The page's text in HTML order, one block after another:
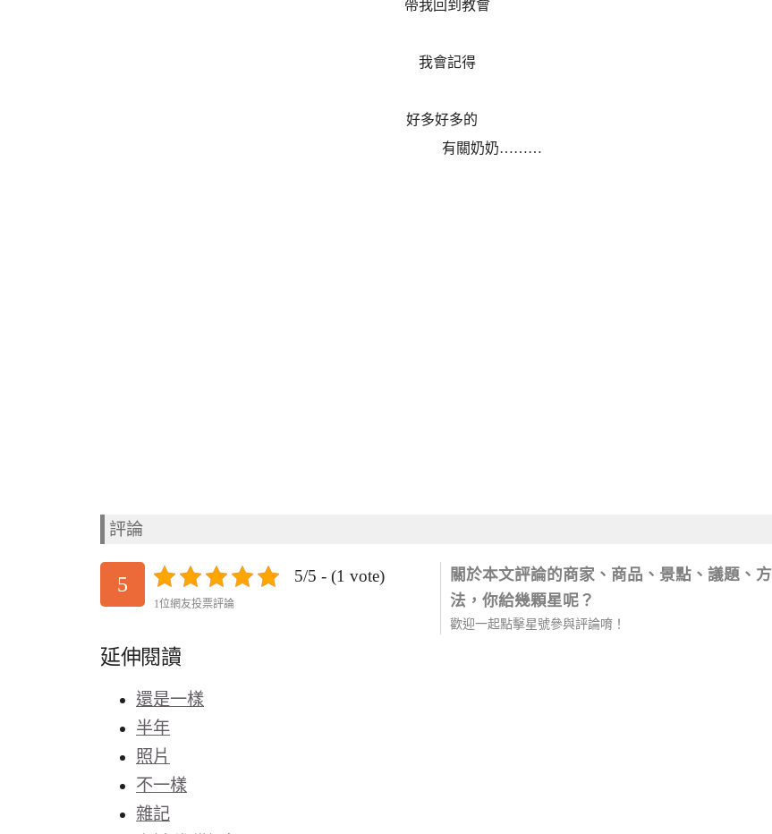
帶我回到教會
我會記得
好多好多的
有關奶奶………
評論
5 5/5 - (1 vote)
1位網友投票評論
關於本文評論的商家、商品、景點、議題、方
法，你給幾顆星呢？
歡迎一起點擊星號參與評論唷！
延伸閱讀
還是一樣
半年
照片
不一樣
雜記